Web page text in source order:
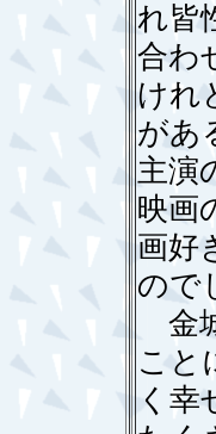
れ皆
合わ
けれ
があ
主演
映画
画好
ので
金
こと
く幸